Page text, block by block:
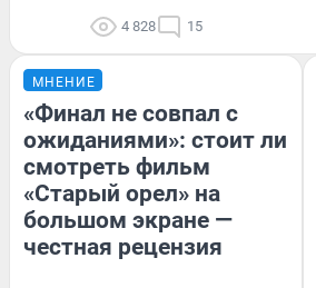
4 828 15
МНЕНИЕ
«Финал не совпал с
ожиданиями»: стоит ли
смотреть фильм
«Старый орел» на
большом экране —
честная рецензия